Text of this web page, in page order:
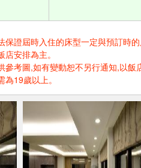
保證屆時入住的床型一定與預訂時
安排為主。
參考圖,如有變動恕不另行通知,以飯
19歲以上。